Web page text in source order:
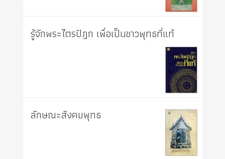
รู้จักพระไตรปิฎก เพื่อเป็นชาวพุทธที่แท้
ลักษณะสังคมพุทธ